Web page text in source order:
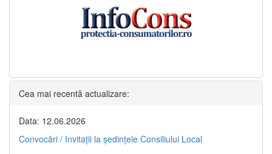
Cea mai recentă actualizare:
Data: 12.06.2026
Convocări / Invitaţii la şedinţele Consiliului Local